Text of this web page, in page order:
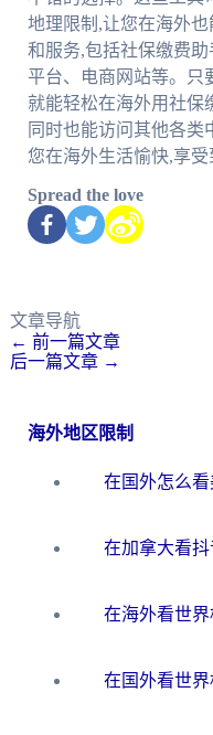
地理限制,让您在海外
和服务,包括社保缴费
平台、电商网站等。只
就能轻松在海外用社保
同时也能访问其他各
您在海外生活愉快,享
Spread the love
文章导航
← 前一篇文章
后一篇文章 →
海外地区限制